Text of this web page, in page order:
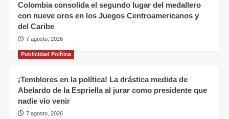
Colombia consolida el segundo lugar del medallero
con nueve oros en los Juegos Centroamericanos y
del Caribe
7 agosto, 2026
Publicidad Política
¡Temblores en la política! La drástica medida de
Abelardo de la Espriella al jurar como presidente que
nadie vio venir
7 agosto, 2026